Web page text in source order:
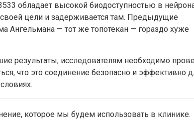
обладает высокой биодоступностью в
цели и задерживается там. Предыдущие
Ангельмана — тот же топотекан — гораздо хуже
результаты, исследователям необходимо
что это соединение безопасно и эффективно
которое мы будем использовать в клинике.